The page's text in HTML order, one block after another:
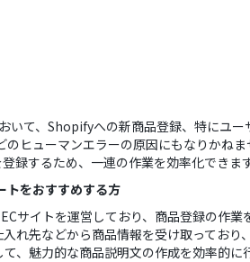
いて、Shopifyへの新商品登録、特にユ
のヒューマンエラーの原因にもなりかね
録するため、一連の作業を効率化できます
をおすすめする方
サイトを運営しており、商品登録の作業
れ先などから商品情報を受け取っており
て、魅力的な商品説明文の作成を効率的